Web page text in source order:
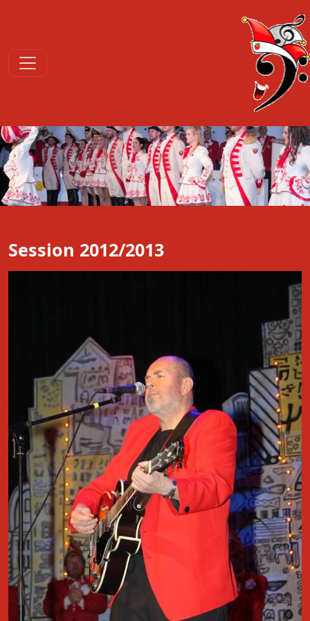
Session 2012/2013